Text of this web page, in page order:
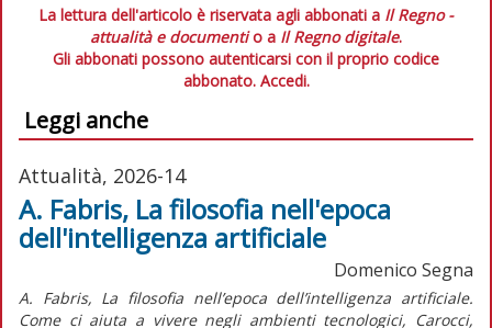
La lettura dell'articolo è riservata agli abbonati a Il Regno -
attualità e documentio a Il Regno digitale.
Gli abbonati possono autenticarsi con il proprio codice
abbonato. Accedi.
Leggi anche
Attualità, 2026-14
A. Fabris, La filosofia nell'epoca
dell'intelligenza artificiale
Domenico Segna
A. Fabris, La filosofia nell’epoca dell’intelligenza artificiale.
Come ci aiuta a vivere negli ambienti tecnologici, Carocci,